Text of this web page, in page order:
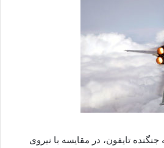
تایفون، در مقایسه با نیروی